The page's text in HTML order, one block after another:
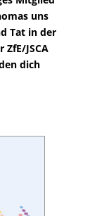
uns
Tat in der
JSCA
dich